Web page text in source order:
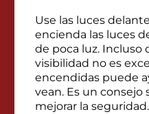
Use las luces
encienda las luces
de poca luz. Incluso
visibilidad no es
encendidas puede
vean. Es un
mejorar la seguridad.